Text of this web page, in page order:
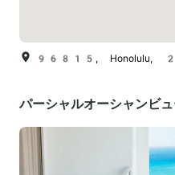
96815, Honolulu,
パーシャルオーシャンビ